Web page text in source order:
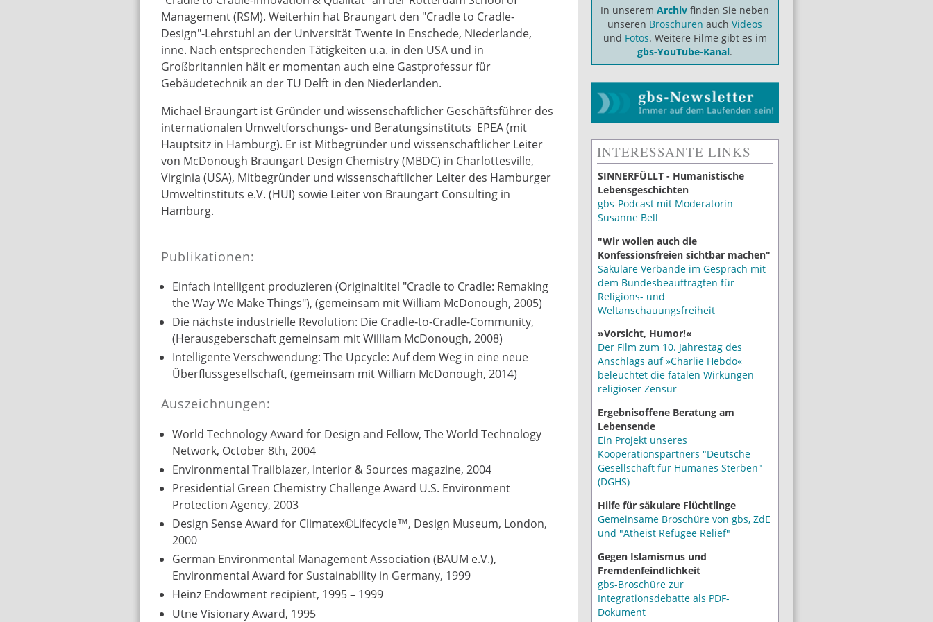
Management (RSM). Weiterhin hat Braungart den "Cradle to Cradle-
Design"-Lehrstuhl an der Universität Twente in Enschede, Niederlande,
inne. Nach entsprechenden Tätigkeiten u.a. in den USA und in
Großbritannien hält er momentan auch eine Gastprofessur für
Gebäudetechnik an der TU Delft in den Niederlanden.
Michael Braungart ist Gründer und wissenschaftlicher Geschäftsführer des
internationalen Umweltforschungs- und Beratungsinstituts EPEA (mit
Hauptsitz in Hamburg). Er ist Mitbegründer und wissenschaftlicher Leiter
von McDonough Braungart Design Chemistry (MBDC) in Charlottesville,
Virginia (USA), Mitbegründer und wissenschaftlicher Leiter des Hamburger
Umweltinstituts e.V. (HUI) sowie Leiter von Braungart Consulting in
Hamburg.
Publikationen:
Einfach intelligent produzieren (Originaltitel "Cradle to Cradle: Remaking
the Way We Make Things"), (gemeinsam mit William McDonough, 2005)
Die nächste industrielle Revolution: Die Cradle-to-Cradle-Community,
(Herausgeberschaft gemeinsam mit William McDonough, 2008)
Intelligente Verschwendung: The Upcycle: Auf dem Weg in eine neue
Überflussgesellschaft, (gemeinsam mit William McDonough, 2014)
Auszeichnungen:
World Technology Award for Design and Fellow, The World Technology
Network, October 8th, 2004
Environmental Trailblazer, Interior & Sources magazine, 2004
Presidential Green Chemistry Challenge Award U.S. Environment
Protection Agency, 2003
Design Sense Award for Climatex©Lifecycle™, Design Museum, London,
2000
German Environmental Management Association (BAUM e.V.),
Environmental Award for Sustainability in Germany, 1999
Heinz Endowment recipient, 1995 – 1999
Utne Visionary Award, 1995
In unseremArchiv finden Sie neben
unseren Broschüren auch Videos
und Fotos. Weitere Filme gibt es im
gbs-YouTube-Kanal.
INTERESSANTE LINKS
SINNERFÜLLT - Humanistische
Lebensgeschichten
gbs-Podcast mit Moderatorin
Susanne Bell
"Wir wollen auch die
Konfessionsfreien sichtbar machen"
Säkulare Verbände im Gespräch mit
dem Bundesbeauftragten für
Religions- und
Weltanschauungsfreiheit
»Vorsicht, Humor!«
Der Film zum 10. Jahrestag des
Anschlags auf »Charlie Hebdo«
beleuchtet die fatalen Wirkungen
religiöser Zensur
Ergebnisoffene Beratung am
Lebensende
Ein Projekt unseres
Kooperationspartners "Deutsche
Gesellschaft für Humanes Sterben"
(DGHS)
Hilfe für säkulare Flüchtlinge
Gemeinsame Broschüre von gbs, ZdE
und "Atheist Refugee Relief"
Gegen Islamismus und
Fremdenfeindlichkeit
gbs-Broschüre zur
Integrationsdebatte als PDF-
Dokument